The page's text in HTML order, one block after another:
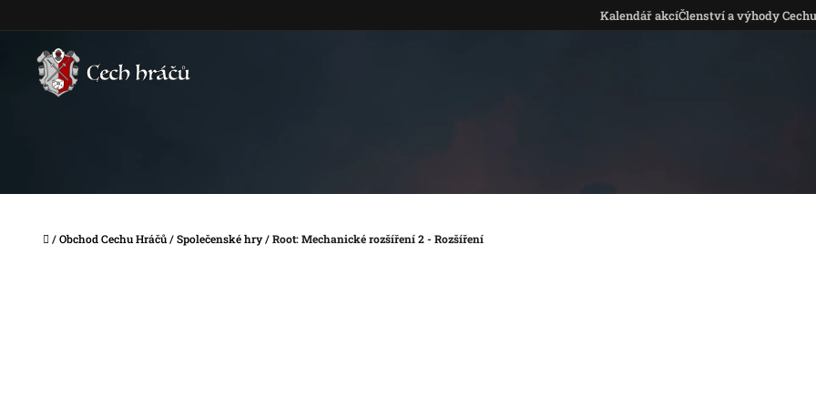
Kalendář akcíČlenství a výhody Cechu
Domů
/Obchod Cechu Hráčů/Společenské hry/Root: Mechanické rozšíření 2 - Rozšíření